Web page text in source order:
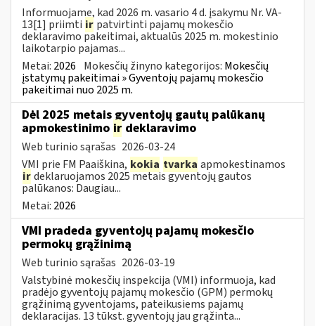
Informuojame, kad 2026 m. vasario 4 d. įsakymu Nr. VA-
13[1] priimti ir patvirtinti pajamų mokesčio
deklaravimo pakeitimai, aktualūs 2025 m. mokestinio
laikotarpio pajamas...
Metai: 2026 Mokesčių žinyno kategorijos: Mokesčių
įstatymų pakeitimai » Gyventojų pajamų mokesčio
pakeitimai nuo 2025 m.
Dėl 2025 metais gyventojų gautų palūkanų
apmokestinimo ir deklaravimo
Web turinio sąrašas 2026-03-24
VMI prie FM Paaiškina, kokia tvarka apmokestinamos
irdeklaruojamos 2025 metais gyventojų gautos
palūkanos: Daugiau...
Metai: 2026
VMI pradeda gyventojų pajamų mokesčio
permokų grąžinimą
Web turinio sąrašas 2026-03-19
Valstybinė mokesčių inspekcija (VMI) informuoja, kad
pradėjo gyventojų pajamų mokesčio (GPM) permokų
grąžinimą gyventojams, pateikusiems pajamų
deklaracijas. 13 tūkst. gyventojų jau grąžinta...